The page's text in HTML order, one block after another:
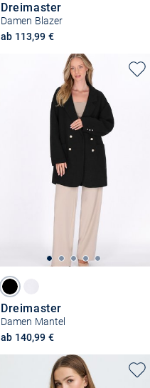
Dreimaster
Damen Blazer
ab 113,99 €
Dreimaster
Damen Mantel
ab 140,99 €